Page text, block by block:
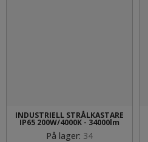
INDUSTRIELL STRÅLKASTARE
IP65 200W/4000K - 34000lm
På lager: 34